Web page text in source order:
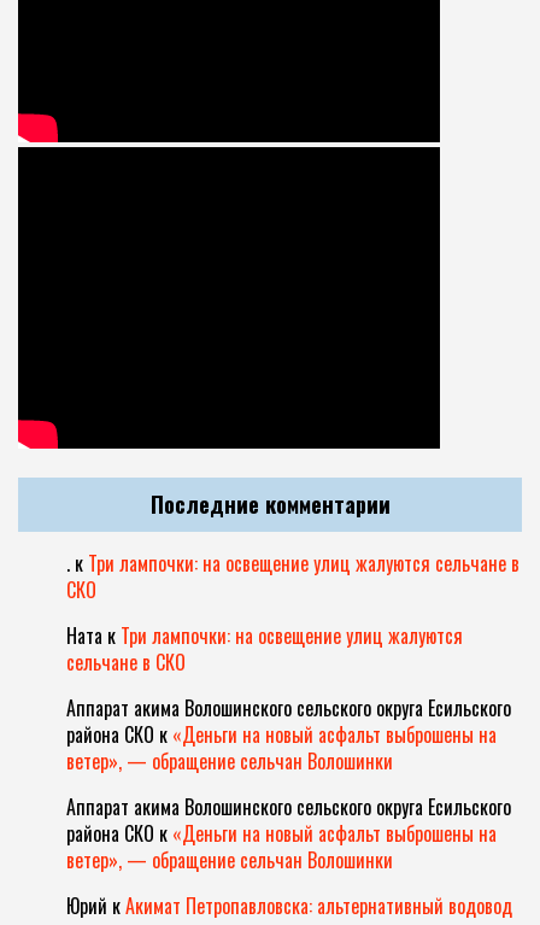
Последние комментарии
. к Три лампочки: на освещение улиц жалуются сельчане в
СКО
Ната к Три лампочки: на освещение улиц жалуются
сельчане в СКО
Аппарат акима Волошинского сельского округа Есильского
района СКО к «Деньги на новый асфальт выброшены на
ветер», — обращение сельчан Волошинки
Аппарат акима Волошинского сельского округа Есильского
района СКО к «Деньги на новый асфальт выброшены на
ветер», — обращение сельчан Волошинки
Юрий кАкимат Петропавловска: альтернативный водовод